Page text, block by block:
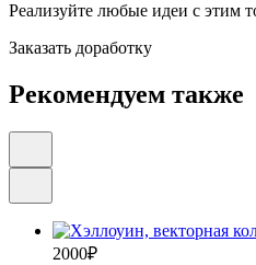
Реализуйте любые идеи с этим
Заказать доработку
Рекомендуем также
2000₽